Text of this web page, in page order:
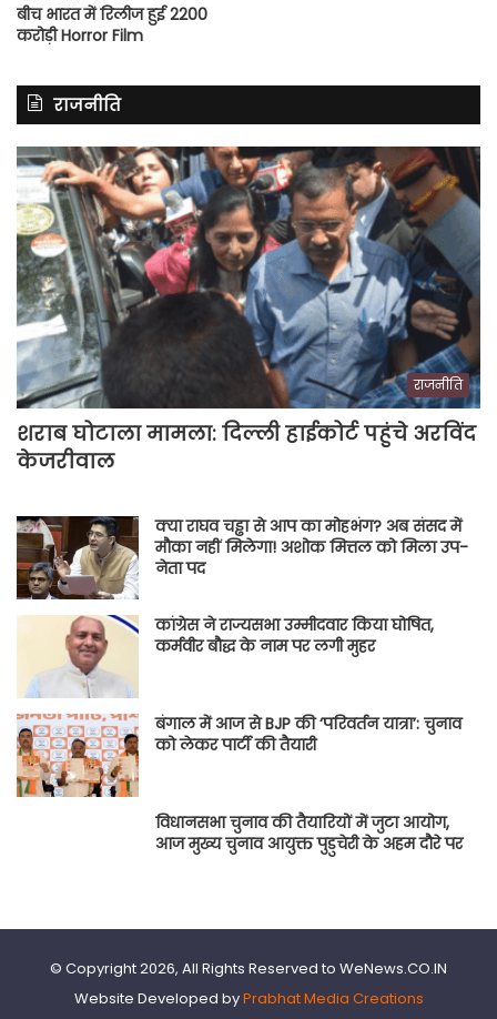
बीच भारत में रिलीज हुई 2200
करोड़ी Horror Film
राजनीति
राजनीति
शराब घोटाला मामला: दिल्ली हाईकोर्ट पहुंचे अरविंद
केजरीवाल
क्या राघव चड्ढा से आप का मोहभंग? अब संसद में
मौका नहीं मिलेगा! अशोक मित्तल को मिला उप-
नेता पद
कांग्रेस ने राज्यसभा उम्मीदवार किया घोषित,
कर्मवीर बौद्ध के नाम पर लगी मुहर
बंगाल में आज से BJP की ‘परिवर्तन यात्रा’: चुनाव
को लेकर पार्टी की तैयारी
विधानसभा चुनाव की तैयारियों में जुटा आयोग,
आज मुख्य चुनाव आयुक्त पुडुचेरी के अहम दौरे पर
© Copyright 2026, All Rights Reserved to WeNews.CO.IN
Website Developed byPrabhat Media Creations